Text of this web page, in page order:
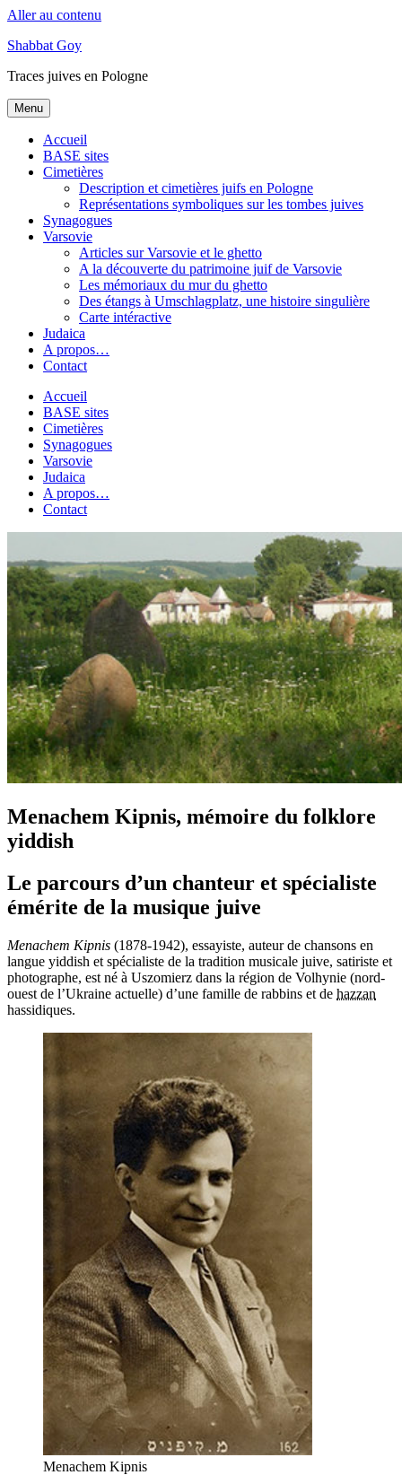
Aller au contenu
Shabbat Goy
Traces juives en Pologne
Menu
Accueil
BASE sites
Cimetières
Description et cimetières juifs en Pologne
Représentations symboliques sur les tombes juives
Synagogues
Varsovie
Articles sur Varsovie et le ghetto
A la découverte du patrimoine juif de Varsovie
Les mémoriaux du mur du ghetto
Des étangs à Umschlagplatz, une histoire singulière
Carte intéractive
Judaica
A propos…
Contact
Accueil
BASE sites
Cimetières
Synagogues
Varsovie
Judaica
A propos…
Contact
Menachem Kipnis, mémoire du folklore
yiddish
Le parcours d’un chanteur et spécialiste
émérite de la musique juive
Menachem Kipnis (1878-1942), essayiste, auteur de chansons en
langue yiddish et spécialiste de la tradition musicale juive, satiriste et
photographe, est né à Uszomierz dans la région de Volhynie (nord-
ouest de l’Ukraine actuelle) d’une famille de rabbins et de hazzan
hassidiques.
Menachem Kipnis